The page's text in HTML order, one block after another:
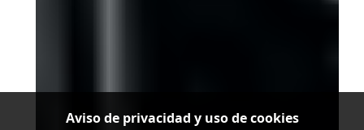
Aviso de privacidad y uso de cookies